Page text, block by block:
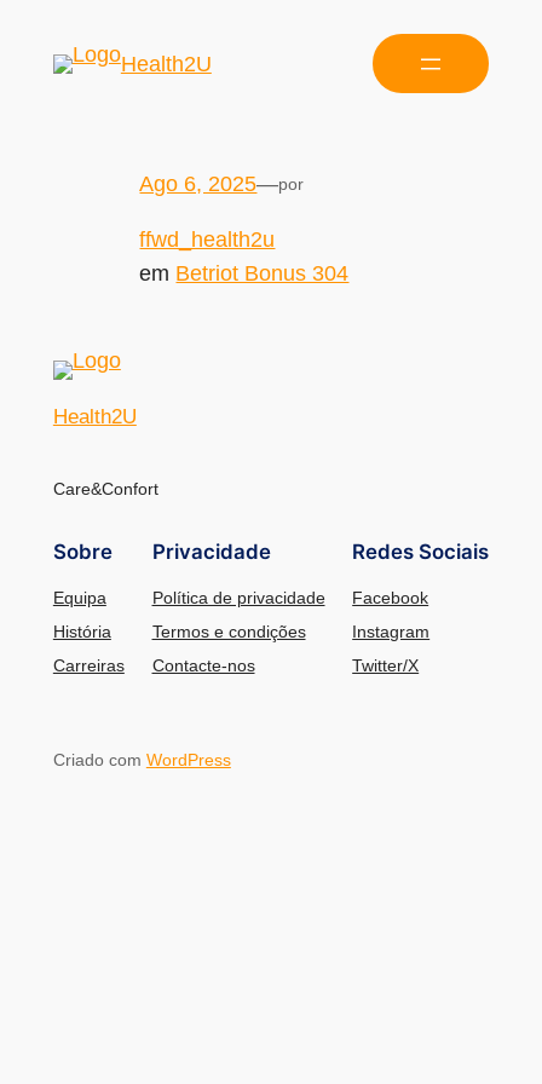
Health2U
Ago 6, 2025—por
ffwd_health2u
em Betriot Bonus 304
Health2U
Care&Confort
Sobre
Equipa
História
Carreiras
Privacidade
Política de privacidade
Termos e condições
Contacte-nos
Redes Sociais
Facebook
Instagram
Twitter/X
Criado com WordPress